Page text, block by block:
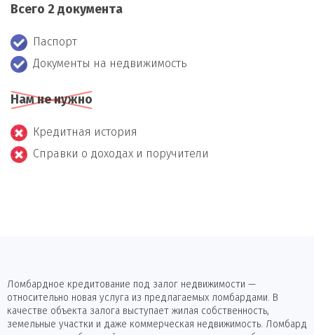
Всего 2 документа
Паспорт
Документы на недвижимость
Нам не нужно
Кредитная история
Справки о доходах и поручители
Ломбардное кредитование под залог недвижимости —
относительно новая услуга из предлагаемых ломбардами. В
качестве объекта залога выступает жилая собственность,
земельные участки и даже коммерческая недвижимость. Ломбард